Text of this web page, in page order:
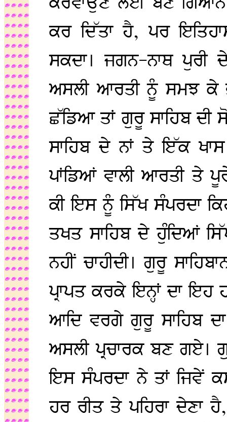
ਕਰ ਦਿੱਤਾ ਹੈ, ਪਰ
ਸਕਦਾ। ਜਗਨ-ਨਾਥ ਪੁਰੀ
ਅਸਲੀ ਆਰਤੀ ਨੂੰ ਸਮਝ ਕੇ
ਛੱਡਿਆ ਤਾਂ ਗੁਰੂ ਸਾਹਿਬ ਦੀ
ਸਾਹਿਬ ਦੇ ਨਾਂ ਤੇ ਇੱਕ
ਪਾਂਡਿਆਂ ਵਾਲੀ ਆਰਤੀ ਤੇ
ਕੀ ਇਸ ਨੂੰ ਸਿੱਖ ਸੰਪਰਦਾ
ਤਖਤ ਸਾਹਿਬ ਦੇ ਹੁੰਦਿਆਂ
ਨਹੀਂ ਚਾਹੀਦੀ। ਗੁਰੂ
ਪ੍ਰਾਪਤ ਕਰਕੇ ਇਨ੍ਹਾਂ ਦਾ
ਆਦਿ ਵਰਗੇ ਗੁਰੂ ਸਾਹਿਬ
ਅਸਲੀ ਪ੍ਰਚਾਰਕ ਬਣ ਗਏ।
ਇਸ ਸੰਪਰਦਾ ਨੇ ਤਾਂ ਜਿਵੇਂ
ਹਰ ਰੀਤ ਤੇ ਪਹਿਰਾ ਦੇਣਾ